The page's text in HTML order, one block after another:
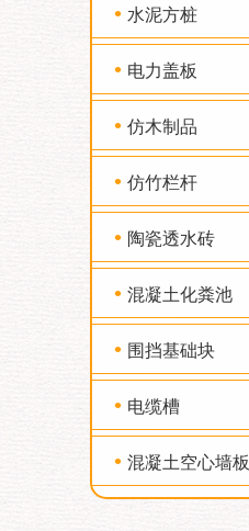
• 水泥方桩
• 电力盖板
• 仿木制品
• 仿竹栏杆
• 陶瓷透水砖
• 混凝土化粪池
• 围挡基础块
• 电缆槽
• 混凝土空心墙板